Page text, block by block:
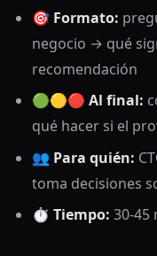
🎯 Formato:
negocio → qué
recomendación
🟢🟡🔴 Al final:
qué hacer si el
👥 Para quién:
toma decisiones
⏱️ Tiempo: 30-45